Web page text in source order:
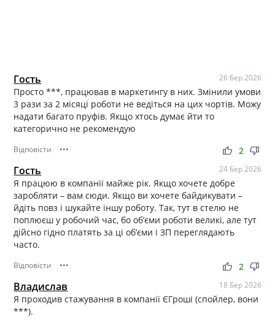
Гость 26 Бер 2026
Просто ***, працював в маркетингу в них. Змінили умови
3 рази за 2 місяці роботи не ведіться на цих чортів. Можу
надати багато пруфів. Якщо хтось думає йти то
категорично не рекомендую
Відповісти ••• thumb_up thumb_down
2
Гость 24 Бер 2026
Я працюю в компанії майже рік. Якщо хочете добре
заробляти – вам сюди. Якщо ви хочете байдикувати –
йдіть повз і шукайте іншу роботу. Так, тут в стелю не
поплюєш у робочий час, бо об’єми роботи великі, але тут
дійсно гідно платять за ці об’єми і ЗП переглядають
часто.
Відповісти ••• thumb_up thumb_down
2
Владислав 18 Бер 2026
Я проходив стажування в компанії ЄГроші (спойлер, вони
***).